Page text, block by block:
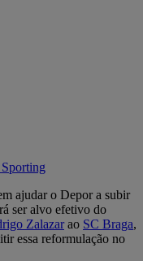
ajudar o Depor a subir
ser alvo efetivo do
Zalazarao SC Braga,
essa reformulação no